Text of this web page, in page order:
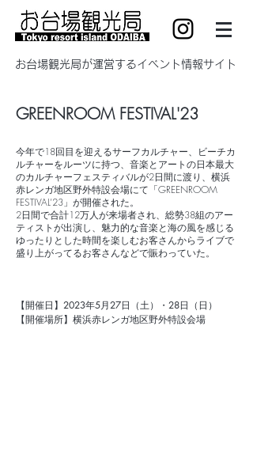
​お台場観光局が運営するイベント情報サイト
GREENROOM FESTIVAL'23
今年で18回⽬を迎えるサーフカルチャー、ビーチカ
ルチャーをルーツに持つ、⾳楽とアートの日本最大
のカルチャーフェスティバルが2日間に渡り、横浜
赤レンガ地区野外特設会場にて「GREENROOM
FESTIVAL’23」が開催された。
2日間で合計12万人が来場者され、総勢38組のアー
ティストが出演し、魅力的な音楽と海の風を感じる
ゆったりとした時間を楽しむお客さんからライブで
盛り上がってるお客さんなどで賑わっていた。
【開催日】 2023年5月27日（土）・28日（日）
【開催場所】横浜赤レンガ地区野外特設会場